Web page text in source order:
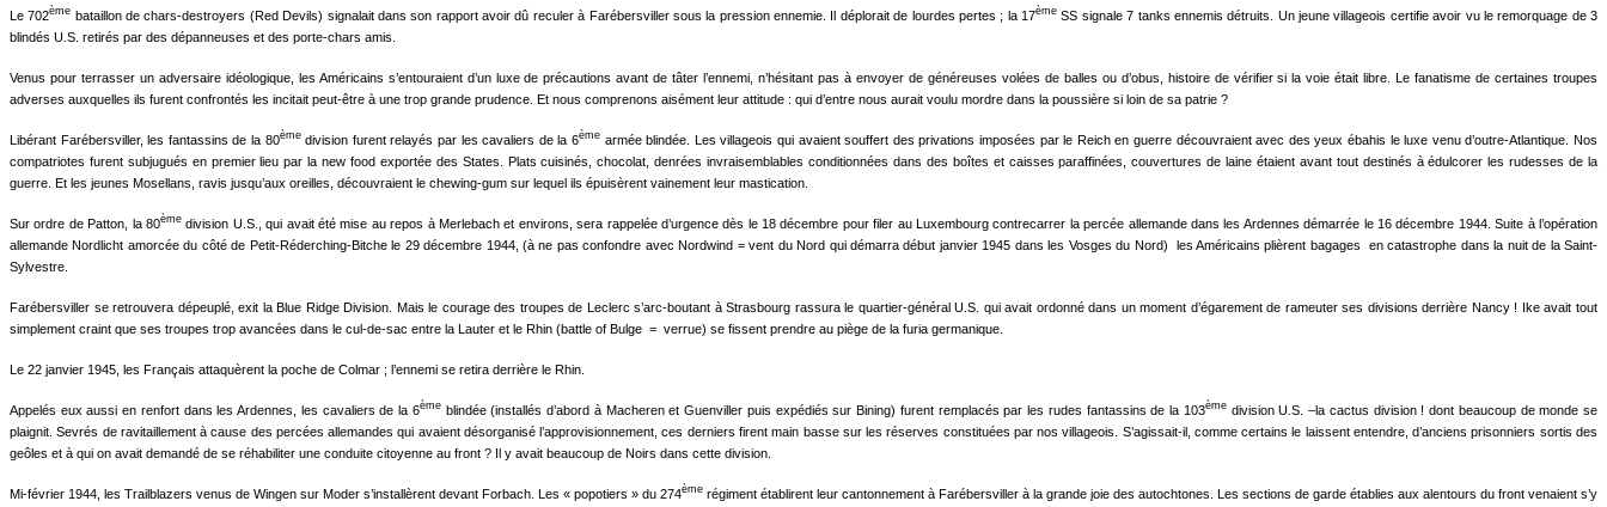
Le 702ème bataillon de chars-destroyers (Red Devils) signalait dans son rapport avoir dû reculer à Farébersviller sous la pression ennemie. Il déplorait de lourdes pertes ; la 17ème SS signale 7 tanks ennemis détruits. Un jeune villageois certifie avoir vu le remorquage de 3
blindés U.S. retirés par des dépanneuses et des porte-chars amis.
Venus pour terrasser un adversaire idéologique, les Américains s’entouraient d’un luxe de précautions avant de tâter l’ennemi, n’hésitant pas à envoyer de généreuses volées de balles ou d’obus, histoire de vérifier si la voie était libre. Le fanatisme de certaines troupes
adverses auxquelles ils furent confrontés les incitait peut-être à une trop grande prudence. Et nous comprenons aisément leur attitude : qui d’entre nous aurait voulu mordre dans la poussière si loin de sa patrie ?
Libérant Farébersviller, les fantassins de la 80èmedivision furent relayés par les cavaliers de la 6ème armée blindée. Les villageois qui avaient souffert des privations imposées par le Reich en guerre découvraient avec des yeux ébahis le luxe venu d’outre-Atlantique. Nos
compatriotes furent subjugués en premier lieu par la new food exportée des States. Plats cuisinés, chocolat, denrées invraisemblables conditionnées dans des boîtes et caisses paraffinées, couvertures de laine étaient avant tout destinés à édulcorer les rudesses de la
guerre. Et les jeunes Mosellans, ravis jusqu’aux oreilles, découvraient le chewing-gum sur lequel ils épuisèrent vainement leur mastication.
Sur ordre de Patton, la 80èmedivision U.S., qui avait été mise au repos à Merlebach et environs, sera rappelée d’urgence dès le 18 décembre pour filer au Luxembourg contrecarrer la percée allemande dans les Ardennes démarrée le 16 décembre 1944. Suite à l’opération
allemande Nordlicht amorcée du côté de Petit-Réderching-Bitche le 29 décembre 1944, (à ne pas confondre avec Nordwind = vent du Nord qui démarra début janvier 1945 dans les Vosges du Nord) les Américains plièrent bagages en catastrophe dans la nuit de la Saint-
Sylvestre.
Farébersviller se retrouvera dépeuplé, exit la Blue Ridge Division. Mais le courage des troupes de Leclerc s’arc-boutant à Strasbourg rassura le quartier-général U.S. qui avait ordonné dans un moment d’égarement de rameuter ses divisions derrière Nancy ! Ike avait tout
simplement craint que ses troupes trop avancées dans le cul-de-sac entre la Lauter et le Rhin (battle of Bulge = verrue) se fissent prendre au piège de la furia germanique.
Le 22 janvier 1945, les Français attaquèrent la poche de Colmar ; l’ennemi se retira derrière le Rhin.
Appelés eux aussi en renfort dans les Ardennes, les cavaliers de la 6èmeblindée (installés d’abord à Macheren et Guenviller puis expédiés sur Bining) furent remplacés par les rudes fantassins de la 103èmedivision U.S. –la cactus division ! dont beaucoup de monde se
plaignit. Sevrés de ravitaillement à cause des percées allemandes qui avaient désorganisé l’approvisionnement, ces derniers firent main basse sur les réserves constituées par nos villageois. S’agissait-il, comme certains le laissent entendre, d’anciens prisonniers sortis des
geôles et à qui on avait demandé de se réhabiliter une conduite citoyenne au front ? Il y avait beaucoup de Noirs dans cette division.
Mi-février 1944, les Trailblazers venus de Wingen sur Moder s’installèrent devant Forbach. Les « popotiers » du 274ème régiment établirent leur cantonnement à Farébersviller à la grande joie des autochtones. Les sections de garde établies aux alentours du front venaient s’y